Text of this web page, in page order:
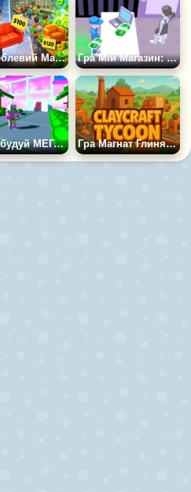
Гра Меблевий Магнат: Симулятор Фабрики Гра Мій Магазин: Магнат
Гра Побудуй МЕГА Особняк Барбі Тайкон 3D Гра Магнат Глиняних Ремесел